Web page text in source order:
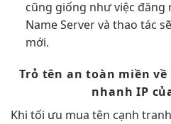
cũng giống như việc đăng
Name Server và thao tác
mới.
Trỏ tên an toàn miền về
nhanh IP
Khi tối ưu mua tên cạnh tranh